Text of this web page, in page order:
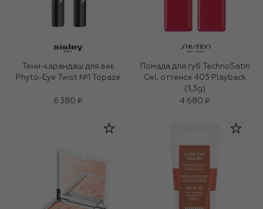
Тени-карандаш для век
Phyto-Eye Twist №1 Topaze
6 380 ₽
Помада для губ TechnoSatin
Gel, оттенок 405 Playback
(3,3g)
4 680 ₽